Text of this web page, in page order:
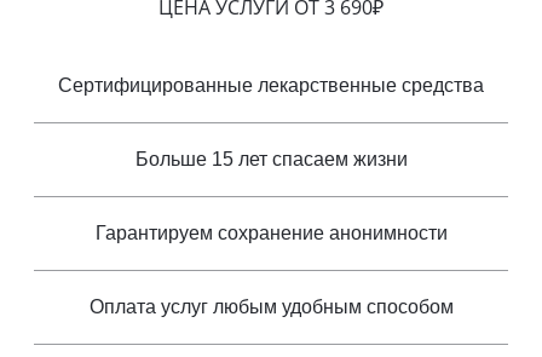
ЦЕНА УСЛУГИ ОТ 3 690₽
Сертифицированные лекарственные средства
Больше 15 лет спасаем жизни
Гарантируем сохранение анонимности
Оплата услуг любым удобным способом